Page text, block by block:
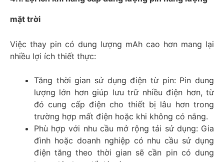
mặt trời
Việc thay pin có dung lượng mAh cao hơn mang lại
nhiều lợi ích thiết thực:
Tăng thời gian sử dụng điện từ pin: Pin dung
lượng lớn hơn giúp lưu trữ nhiều điện hơn, từ
đó cung cấp điện cho thiết bị lâu hơn trong
trường hợp mất điện hoặc khi không có nắng.
Phù hợp với nhu cầu mở rộng tải sử dụng: Gia
đình hoặc doanh nghiệp có nhu cầu sử dụng
điện tăng theo thời gian sẽ cần pin có dung